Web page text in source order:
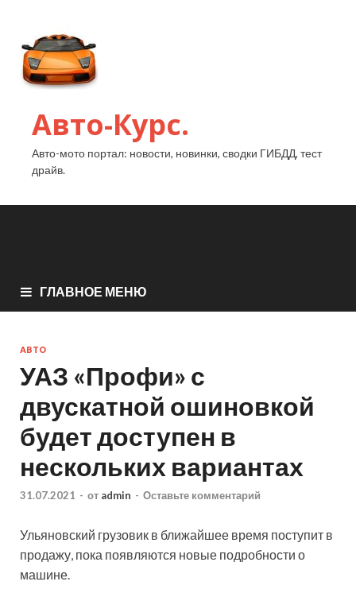
Авто-Курс.
Авто-мото портал: новости, новинки, сводки ГИБДД, тест
драйв.
ГЛАВНОЕ МЕНЮ
АВТО
УАЗ «Профи» с
двускатной ошиновкой
будет доступен в
нескольких вариантах
31.07.2021 - от admin - Оставьте комментарий
Ульяновский грузовик в ближайшее время поступит в
продажу, пока появляются новые подробности о
машине.